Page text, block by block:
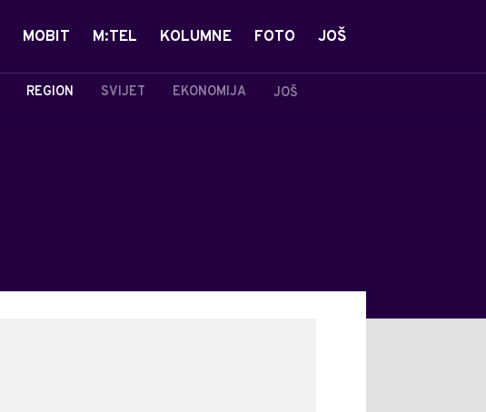
REGION SVIJET EKONOMIJA JOŠ
MOBIT M:TEL KOLUMNE FOTO JOŠ